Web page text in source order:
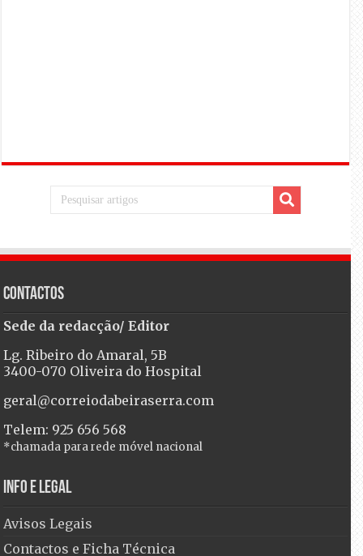
Contactos
Sede da redacção/ Editor
Lg. Ribeiro do Amaral, 5B
3400-070 Oliveira do Hospital
geral@correiodabeiraserra.com
Telem: 925 656 568
*chamada para rede móvel nacional
Info e Legal
Avisos Legais
Contactos e Ficha Técnica